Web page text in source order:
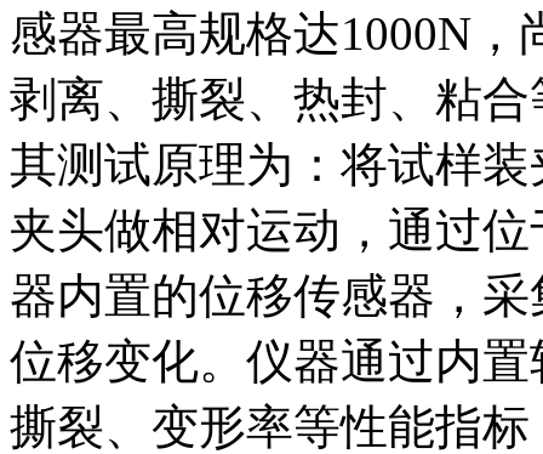
感器最高规格达1000N
剥离、撕裂、热封、粘
其测试原理为：将试样
夹头做相对运动，通过
器内置的位移传感器，
位移变化。仪器通过内
撕裂、变形率等性能指